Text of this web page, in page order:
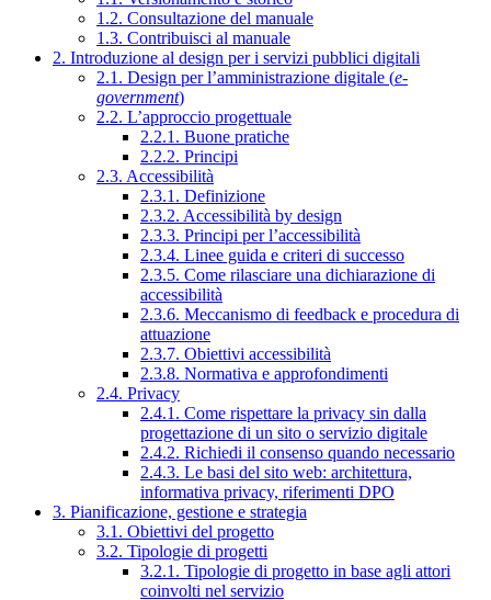
1.2. Consultazione del manuale
1.3. Contribuisci al manuale
2. Introduzione al design per i servizi pubblici digitali
2.1. Design per l’amministrazione digitale (e-
government)
2.2. L’approccio progettuale
2.2.1. Buone pratiche
2.2.2. Principi
2.3. Accessibilità
2.3.1. Definizione
2.3.2. Accessibilità by design
2.3.3. Principi per l’accessibilità
2.3.4. Linee guida e criteri di successo
2.3.5. Come rilasciare una dichiarazione di
accessibilità
2.3.6. Meccanismo di feedback e procedura di
attuazione
2.3.7. Obiettivi accessibilità
2.3.8. Normativa e approfondimenti
2.4. Privacy
2.4.1. Come rispettare la privacy sin dalla
progettazione di un sito o servizio digitale
2.4.2. Richiedi il consenso quando necessario
2.4.3. Le basi del sito web: architettura,
informativa privacy, riferimenti DPO
3. Pianificazione, gestione e strategia
3.1. Obiettivi del progetto
3.2. Tipologie di progetti
3.2.1. Tipologie di progetto in base agli attori
coinvolti nel servizio